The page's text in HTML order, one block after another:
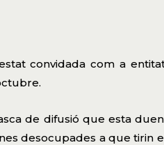
convidada com a
de difusió que esta
desocupades a que tirin